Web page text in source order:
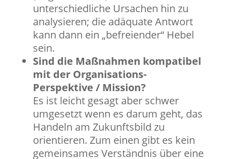
unterschiedliche Ursachen hin zu
analysieren; die adäquate Antwort
kann dann ein „befreiender“ Hebel
sein.
Sind die Maßnahmen kompatibel
mit der Organisations-
Perspektive / Mission?
Es ist leicht gesagt aber schwer
umgesetzt wenn es darum geht, das
Handeln am Zukunftsbild zu
orientieren. Zum einen gibt es kein
gemeinsames Verständnis über eine